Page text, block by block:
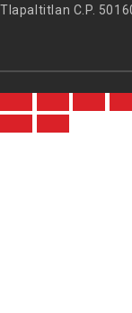
Tlapaltitlan C.P.